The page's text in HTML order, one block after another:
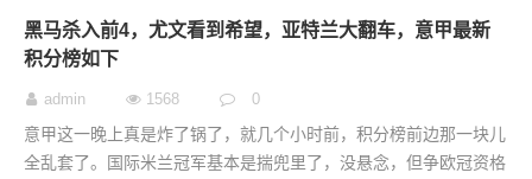
黑马杀入前4，尤文看到希望，亚特兰大翻车，意甲最新
积分榜如下
admin 1568 0
意甲这一晚上真是炸了锅了，就几个小时前，积分榜前边那一块儿
全乱套了。国际米兰冠军基本是揣兜里了，没悬念，但争欧冠资格